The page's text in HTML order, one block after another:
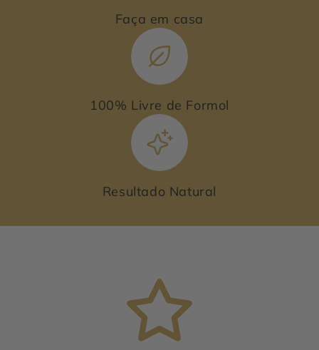
Faça em casa
100% Livre de Formol
Resultado Natural